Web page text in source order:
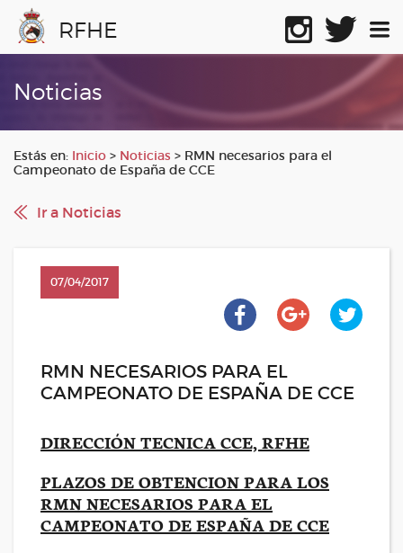
RFHE
Noticias
Estás en: Inicio > Noticias > RMN necesarios para el
Campeonato de España de CCE
Ir a Noticias
07/04/2017
RMN NECESARIOS PARA EL
CAMPEONATO DE ESPAÑA DE CCE
DIRECCIÓN TECNICA CCE, RFHE
PLAZOS DE OBTENCION PARA LOS
RMN NECESARIOS PARA EL
CAMPEONATO DE ESPAÑA DE CCE